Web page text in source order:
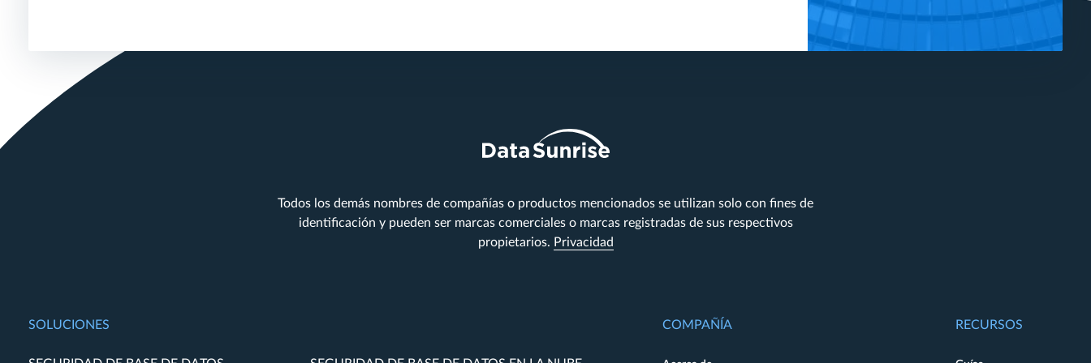
Todos los demás nombres de compañías o productos mencionados se utilizan solo con fines de
identificación y pueden ser marcas comerciales o marcas registradas de sus respectivos
propietarios. Privacidad
SOLUCIONES COMPAÑÍA RECURSOS